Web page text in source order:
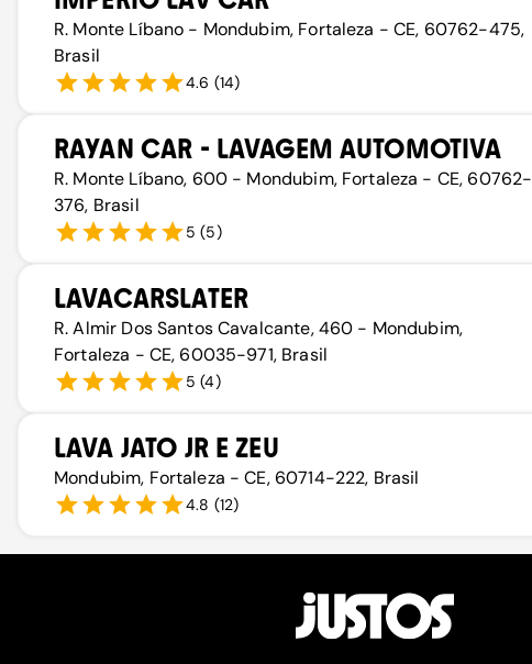
R. Monte Líbano - Mondubim, Fortaleza - CE, 60762-475,
Brasil
4.6 (14)
RAYAN CAR - LAVAGEM AUTOMOTIVA
R. Monte Líbano, 600 - Mondubim, Fortaleza - CE, 60762-
376, Brasil
5 (5)
LAVACARSLATER
R. Almir Dos Santos Cavalcante, 460 - Mondubim,
Fortaleza - CE, 60035-971, Brasil
5 (4)
LAVA JATO JR E ZEU
Mondubim, Fortaleza - CE, 60714-222, Brasil
4.8 (12)